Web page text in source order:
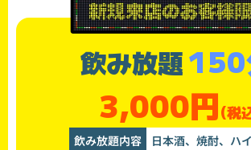
飲み放題
3,000円(税
飲み放題内容
日本酒、焼酎、ハ